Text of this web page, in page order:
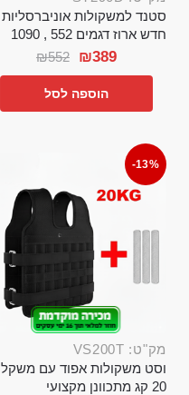
סטנד למשקולות אוניברסליות
חדש ארוז דגמים 552 , 1090
₪552 ₪389
הוספה לסל
-13%
מק"ט: VS200T
וסט משקולות אפוד עם משקל
20 קג מתכוונן מקצועי